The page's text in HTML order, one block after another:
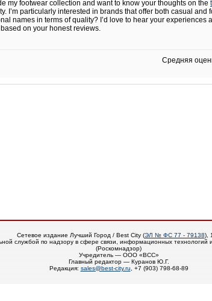
my footwear collection and want to know your thoughts on the
I’m particularly interested in brands that offer both casual
names in terms of quality? I’d love to hear your
on your honest reviews.
Средняя
Сетевое издание Лучший Город / Best City (ЭЛ № ФС 77 - 79138),
службой по надзору в сфере связи, информационных технологий
(Роскомнадзор)
Учредитель — ООО «ВСС»
Главный редактор — Куранов Ю.Г.
Редакция: sales@best-city.ru , +7 (903) 798-68-89